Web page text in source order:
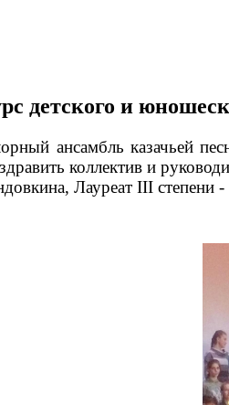
детского и
ансамбль казачьей
коллектив и
Лауреат III степени